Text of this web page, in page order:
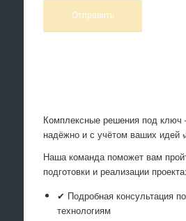
Комплексные решения под ключ
надёжно и с учётом ваших идей
Наша команда поможет вам
подготовки и реализации проекта:
✔ Подробная консультация
технологиям